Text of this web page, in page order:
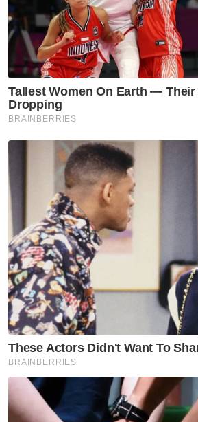
Artikel
Nasional
Belia Sabah
Nasional
Ismail Sabri
prosedur
jantung
Nasional
Kerajaan Madani
jaga kepentingan
aliran pendidikan
Nasional
Tragedi pokok
Kerajaan disaran
bebas pokok di